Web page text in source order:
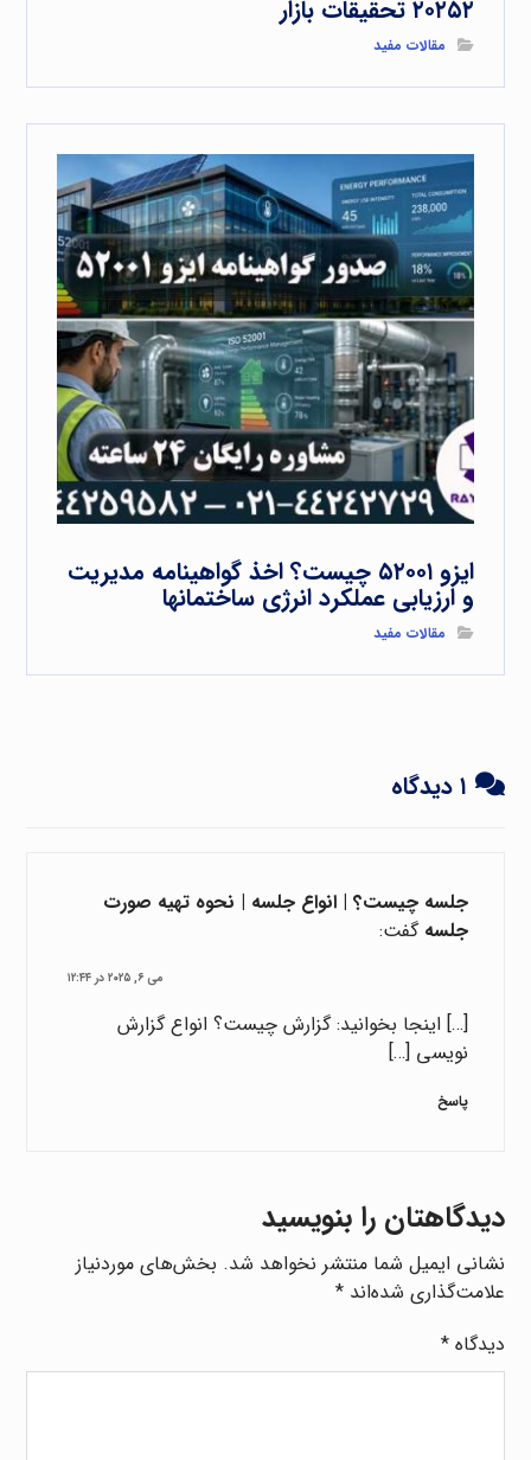
۲۰۲۵۲ تحقیقات بازار
مقالات مفید
ایزو ۵۲۰۰۱ چیست؟ اخذ گواهینامه مدیریت
و ارزیابی عملکرد انرژی ساختمانها
مقالات مفید
۱ دیدگاه
جلسه چیست؟ | انواع جلسه | نحوه تهیه صورت
جلسه گفت:
می ۶, ۲۰۲۵ در ۱۲:۴۴
[…] اینجا بخوانید: گزارش چیست؟ انواع گزارش
نویسی […]
پاسخ
دیدگاهتان را بنویسید
نشانی ایمیل شما منتشر نخواهد شد. بخش‌های موردنیاز
علامت‌گذاری شده‌اند*
دیدگاه*